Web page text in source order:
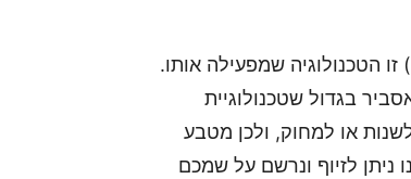
כולם שמעו על ביטקוין (Bitcoin) אבל בלוקצ'יין (Blockchain) זו הטכנולוגיה שמפעילה אותו.
בגדול שטכנולוגיית
לשנות או למחוק, ולכן מטבע
ניתן לזיוף ונרשם על שמכם